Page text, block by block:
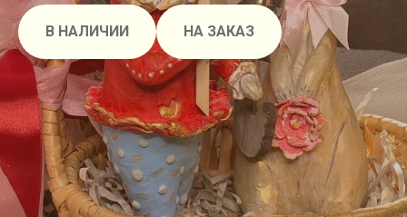
В НАЛИЧИИ НА ЗАКАЗ